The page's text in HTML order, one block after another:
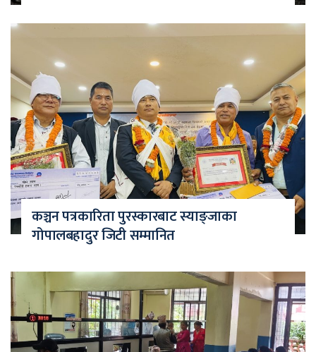
कञ्चन पत्रकारिता पुरस्कारबाट स्याङ्जाका
गोपालबहादुर जिटी सम्मानित